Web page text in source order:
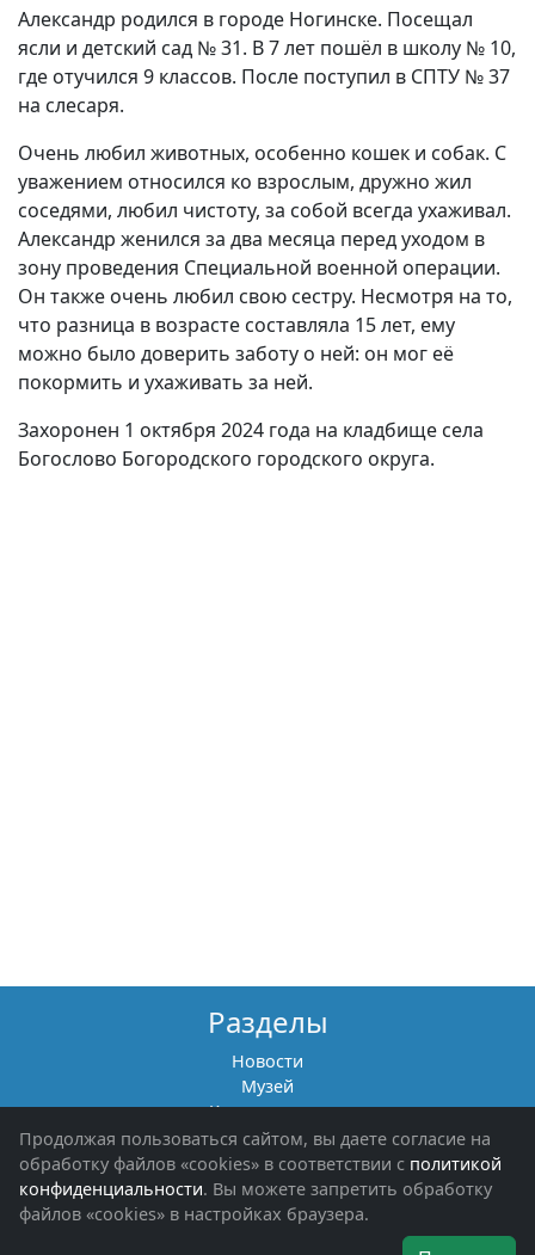
Александр родился в городе Ногинске. Посещал
ясли и детский сад № 31. В 7 лет пошёл в школу № 10,
где отучился 9 классов. После поступил в СПТУ № 37
на слесаря.
Очень любил животных, особенно кошек и собак. С
уважением относился ко взрослым, дружно жил
соседями, любил чистоту, за собой всегда ухаживал.
Александр женился за два месяца перед уходом в
зону проведения Специальной военной операции.
Он также очень любил свою сестру. Несмотря на то,
что разница в возрасте составляла 15 лет, ему
можно было доверить заботу о ней: он мог её
покормить и ухаживать за ней.
Захоронен 1 октября 2024 года на кладбище села
Богослово Богородского городского округа.
Разделы
Новости
Музей
Книги памяти
Фотоальбомы
Обращения граждан
Помощь участникам СВО и их семьям
Об организации
Продолжая пользоваться сайтом, вы даете согласие на
обработку файлов «cookies» в соответствии с политикой
конфиденциальности. Вы можете запретить обработку
файлов «cookies» в настройках браузера.